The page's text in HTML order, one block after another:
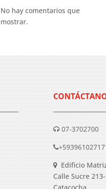
No hay comentarios que
mostrar.
07-3702700
Edificio
Calle Sucre